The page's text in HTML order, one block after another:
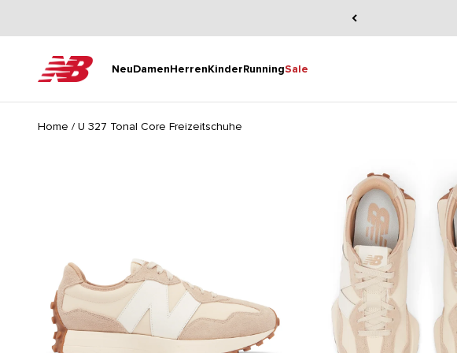
NeuDamenHerrenKinderRunningSale
New Balance
Home / U 327 Tonal Core Freizeitschuhe